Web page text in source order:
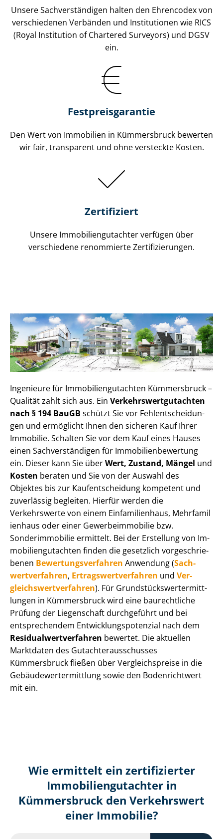
Unsere Sach­ver­stän­di­gen halten den Ehrencodex von
verschiedenen Verbänden und Institutionen wie RICS
(Royal Institution of Chartered Surveyors) und DGSV
ein.
Festpreis​garantie
Den Wert von Immobilien in Kümmersbruck bewerten
wir fair, transparent und ohne versteckte Kosten.
Zertifiziert
Unsere Immobilien­gutachter verfügen über
verschiedene renommierte Zer­ti­fi­zie­run­gen.
Ingenieure für Im­mo­bi­li­en­gut­ach­ten Kümmersbruck –
Qualität zahlt sich aus. Ein Ver­kehrs­wert­gut­ach­ten
nach § 194 BauGB schützt Sie vor Fehl­ent­schei­dun­
gen und ermöglicht Ihnen den sicheren Kauf Ihrer
Immobilie. Schalten Sie vor dem Kauf eines Hauses
einen Sach­ver­stän­di­gen für Im­mo­bi­li­en­be­wer­tung
ein. Dieser kann Sie überWert, Zustand, Mängel und
Kosten beraten und Sie von der Auswahl des
Objektes bis zur Kauf­ent­schei­dung kompetent und
zuverlässig begleiten. Hierfür werden die
Verkehrswerte von einem Einfamilienhaus, Mehr­fa­mi­l
i­en­haus oder einer Ge­wer­be­im­mo­bi­lie bzw.
Sonderimmobilie ermittelt. Bei der Erstellung von Im­
mo­bi­li­en­gut­ach­ten finden die gesetzlich vor­ge­schrie­
be­nen Be­wer­tungs­ver­fah­ren Anwendung (Sach­
wert­ver­fah­ren, Er­trags­wert­ver­fah­ren und Ver­
gleichs­wert­ver­fah­ren). Für Grund­stücks­wert­ermitt­
lun­gen in Kümmersbruck wird eine baurechtliche
Prüfung der Liegenschaft durchgeführt und bei
entsprechendem Ent­wick­lungs­po­ten­zi­al nach dem
Re­si­du­al­wert­ver­fah­ren bewertet. Die aktuellen
Marktdaten des Gut­ach­ter­aus­schus­ses
Kümmersbruck fließen über Ver­gleichs­prei­se in die
Ge­bäu­de­wert­ermitt­lung sowie den Bodenrichtwert
mit ein.
Wie ermittelt ein zertifizierter
Immobilien­gutachter in
Kümmersbruck den Verkehrswert
einer Immobilie?